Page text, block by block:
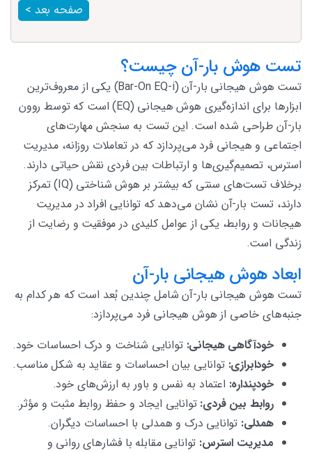
صفحه بعد >
تست هوش بار-آن چیست؟
تست هوش هیجانی بار-آن (Bar-On EQ-i) یکی از معروف‌ترین
ابزارها برای اندازه‌گیری هوش هیجانی (EQ) است که توسط روون
بار-آن طراحی شده است. این تست به سنجش مهارت‌های
اجتماعی و هیجانی فرد می‌پردازد که در تعاملات روزانه، مدیریت
استرس، تصمیم‌گیری‌ها و ارتباطات بین فردی نقش حیاتی دارند.
برخلاف تست‌های سنتی که بیشتر بر هوش شناختی (IQ) تمرکز
دارند، تست بار-آن نشان می‌دهد که توانایی افراد در مدیریت
هیجانات و روابط، یکی از عوامل کلیدی در موفقیت و رضایت از
زندگی است.
ابعاد هوش هیجانی بار-آن
تست هوش هیجانی بار-آن شامل چندین بُعد است که هر کدام به
جنبه‌های خاصی از هوش هیجانی فرد می‌پردازد:
خودآگاهی هیجانی: توانایی شناخت و درک احساسات خود.
خودابرازی: توانایی بیان احساسات و عقاید به شکل مناسب.
خودپنداره: اعتماد به نفس و باور به ارزش‌های خود.
روابط بین فردی: توانایی ایجاد و حفظ روابط مثبت و مؤثر.
همدلی: توانایی درک و همدلی با احساسات دیگران.
مدیریت استرس: توانایی مقابله با فشارهای روانی و